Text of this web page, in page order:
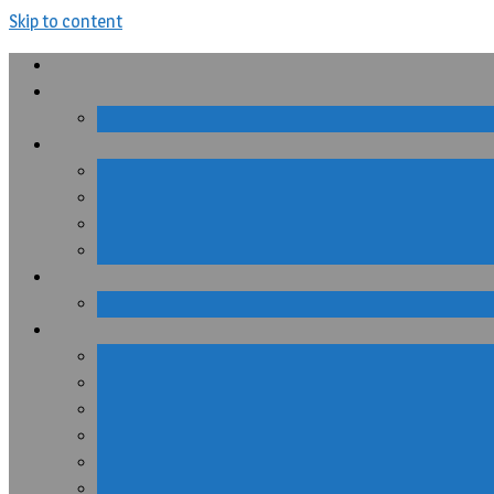
Skip to content